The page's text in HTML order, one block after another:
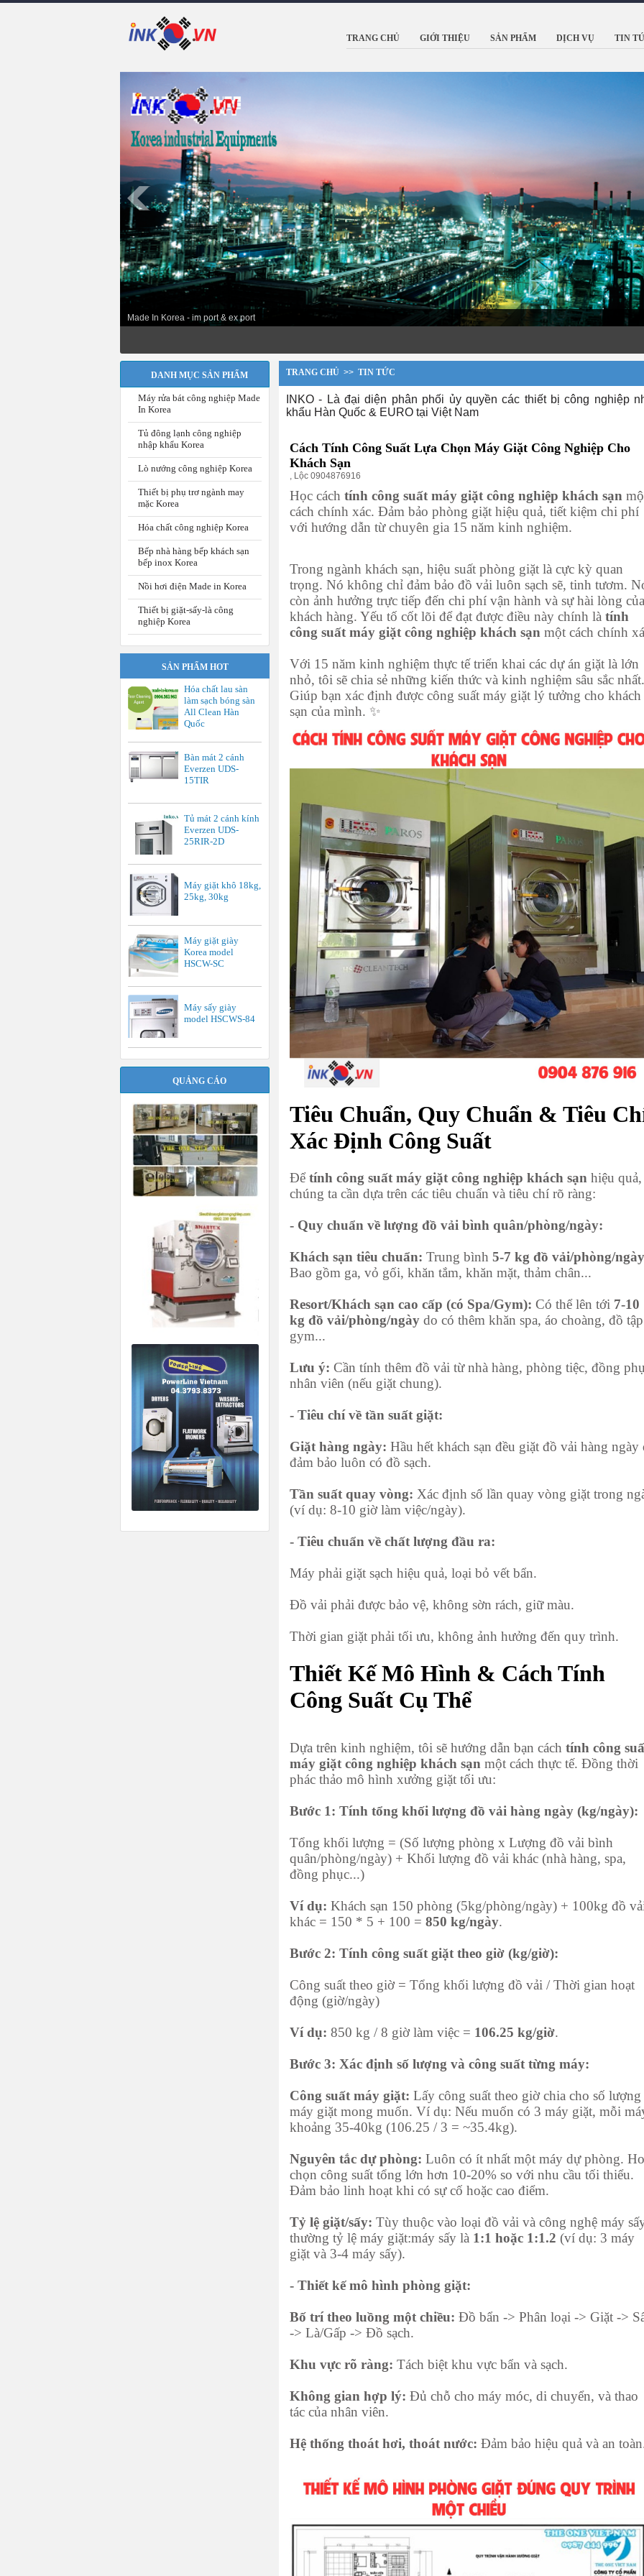
TRANG CHỦ GIỚI THIỆU SẢN PHẨM DỊCH VỤ TIN
Made In Korea - im port & ex port
DANH MỤC SẢN PHẨM
Máy rửa bát công nghiệp Made
In Korea
Tủ đông lạnh công nghiệp
nhập khẩu Korea
Lò nướng công nghiệp Korea
Thiết bị phụ trơ ngành may
mặc Korea
Hóa chất công nghiệp Korea
Bếp nhà hàng bếp khách sạn
bếp inox Korea
Nồi hơi điện Made in Korea
Thiết bị giặt-sấy-là công
nghiệp Korea
SẢN PHẨM HOT
Hóa chất lau sàn
làm sạch bóng sàn
All Clean Hàn
Quốc
Bàn mát 2 cánh
Everzen UDS-
15TIR
Tủ mát 2 cánh kính
Everzen UDS-
25RIR-2D
Máy giặt khô 18kg,
25kg, 30kg
Máy giặt giày
Korea model
HSCW-SC
Máy sấy giày
model HSCWS-84
QUẢNG CÁO
TRANG CHỦ >> TIN TỨC
INKO - Là đại diện phân phối ủy quyền các thiết bị công nghiệp
khẩu Hàn Quốc & EURO tại Việt Nam
Cách Tính Công Suất Lựa Chọn Máy Giặt Công Nghiệp Cho
Khách Sạn
Lộc 0904876916
Học cách tính công suất máy giặt công nghiệp khách sạn
cách chính xác. Đảm bảo phòng giặt hiệu quả, tiết kiệm chi phí
với hướng dẫn từ chuyên gia 15 năm kinh nghiệm.
Trong ngành khách sạn, hiệu suất phòng giặt là cực kỳ quan
trọng. Nó không chỉ đảm bảo đồ vải luôn sạch sẽ, tinh tươm.
còn ảnh hưởng trực tiếp đến chi phí vận hành và sự hài lòng của
khách hàng. Yếu tố cốt lõi để đạt được điều này chính là tính
công suất máy giặt công nghiệp khách sạn một cách chính
Với 15 năm kinh nghiệm thực tế triển khai các dự án giặt là lớn
nhỏ, tôi sẽ chia sẻ những kiến thức và kinh nghiệm sâu sắc nhất.
Giúp bạn xác định được công suất máy giặt lý tưởng cho khách
sạn của mình. ✨
Tiêu Chuẩn, Quy Chuẩn & Tiêu
Xác Định Công Suất
Đểtính công suất máy giặt công nghiệp khách sạn hiệu quả,
chúng ta cần dựa trên các tiêu chuẩn và tiêu chí rõ ràng:
- Quy chuẩn về lượng đồ vải bình quân/phòng/ngày:
Khách sạn tiêu chuẩn: Trung bình 5-7 kg đồ vải/phòng/ngày
Bao gồm ga, vỏ gối, khăn tắm, khăn mặt, thảm chân...
Resort/Khách sạn cao cấp (có Spa/Gym): Có thể lên tới 7-10
kg đồ vải/phòng/ngày do có thêm khăn spa, áo choàng, đồ tập
gym...
Lưu ý: Cần tính thêm đồ vải từ nhà hàng, phòng tiệc, đồng
nhân viên (nếu giặt chung).
- Tiêu chí về tần suất giặt:
Giặt hàng ngày: Hầu hết khách sạn đều giặt đồ vải hàng ngày
đảm bảo luôn có đồ sạch.
Tần suất quay vòng: Xác định số lần quay vòng giặt trong
(ví dụ: 8-10 giờ làm việc/ngày).
- Tiêu chuẩn về chất lượng đầu ra:
Máy phải giặt sạch hiệu quả, loại bỏ vết bẩn.
Đồ vải phải được bảo vệ, không sờn rách, giữ màu.
Thời gian giặt phải tối ưu, không ảnh hưởng đến quy trình.
Thiết Kế Mô Hình & Cách Tính
Công Suất Cụ Thể
Dựa trên kinh nghiệm, tôi sẽ hướng dẫn bạn cách tính công
máy giặt công nghiệp khách sạn một cách thực tế. Đồng thời
phác thảo mô hình xưởng giặt tối ưu:
Bước 1: Tính tổng khối lượng đồ vải hàng ngày (kg/ngày):
Tổng khối lượng = (Số lượng phòng x Lượng đồ vải bình
quân/phòng/ngày) + Khối lượng đồ vải khác (nhà hàng, spa,
đồng phục...)
Ví dụ: Khách sạn 150 phòng (5kg/phòng/ngày) + 100kg đồ
khác = 150 * 5 + 100 = 850 kg/ngày.
Bước 2: Tính công suất giặt theo giờ (kg/giờ):
Công suất theo giờ = Tổng khối lượng đồ vải / Thời gian hoạt
động (giờ/ngày)
Ví dụ: 850 kg / 8 giờ làm việc = 106.25 kg/giờ.
Bước 3: Xác định số lượng và công suất từng máy:
Công suất máy giặt: Lấy công suất theo giờ chia cho số lượng
máy giặt mong muốn. Ví dụ: Nếu muốn có 3 máy giặt, mỗi
khoảng 35-40kg (106.25 / 3 = ~35.4kg).
Nguyên tắc dự phòng: Luôn có ít nhất một máy dự phòng.
chọn công suất tổng lớn hơn 10-20% so với nhu cầu tối thiểu.
Đảm bảo linh hoạt khi có sự cố hoặc cao điểm.
Tỷ lệ giặt/sấy: Tùy thuộc vào loại đồ vải và công nghệ máy
thường tỷ lệ máy giặt:máy sấy là 1:1 hoặc 1:1.2 (ví dụ: 3 máy
giặt và 3-4 máy sấy).
- Thiết kế mô hình phòng giặt:
Bố trí theo luồng một chiều: Đồ bẩn -> Phân loại -> Giặt ->
-> Là/Gấp -> Đồ sạch.
Khu vực rõ ràng: Tách biệt khu vực bẩn và sạch.
Không gian hợp lý: Đủ chỗ cho máy móc, di chuyển, và thao
tác của nhân viên.
Hệ thống thoát hơi, thoát nước: Đảm bảo hiệu quả và an